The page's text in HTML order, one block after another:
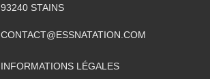
93240 STAINS
CONTACT@ESSNATATION.COM
INFORMATIONS LÉGALES